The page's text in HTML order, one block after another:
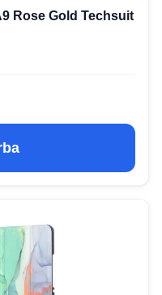
Rose Gold Techsuit